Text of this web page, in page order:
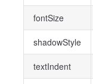
fontSize
shadowStyle
textIndent